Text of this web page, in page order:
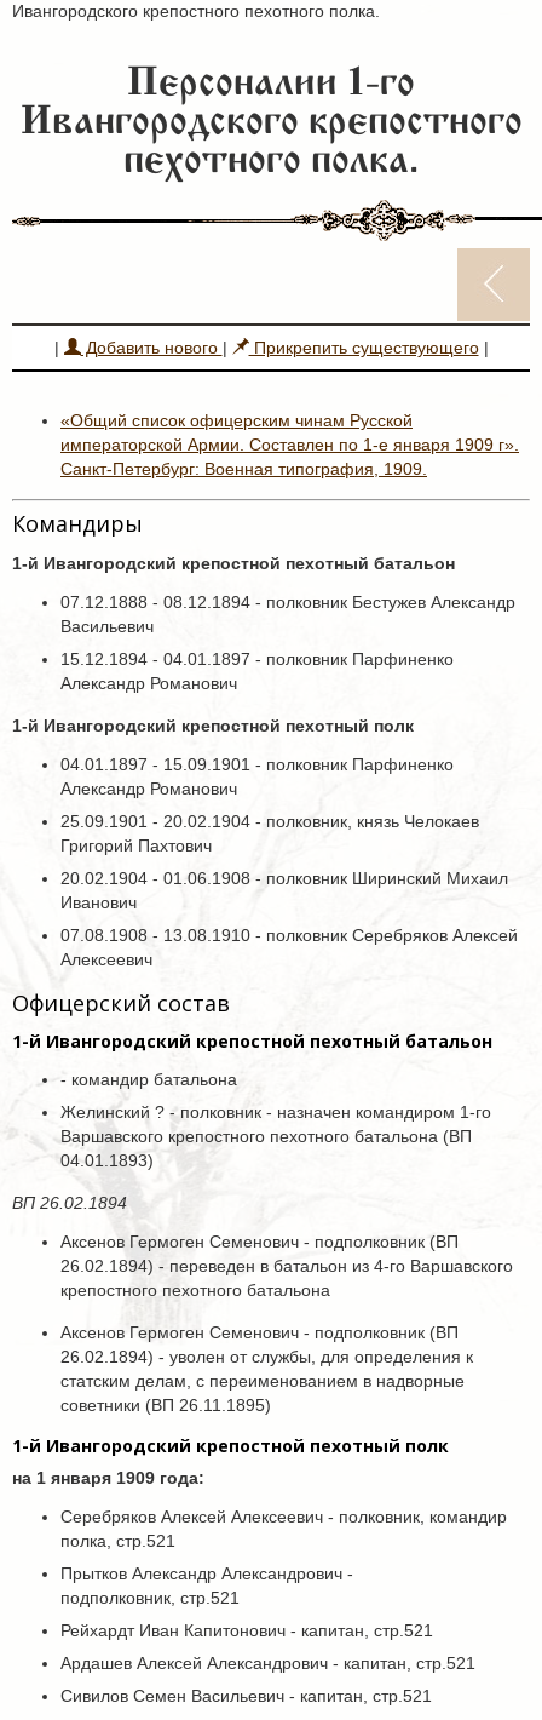
Ивангородского крепостного пехотного полка.
Персоналии 1-го
Ивангородского крепостного
пехотного полка.
| Добавить нового | Прикрепить существующего|
«Общий список офицерским чинам Русской
императорской Армии. Составлен по 1-е января 1909 г».
Санкт-Петербург: Военная типография, 1909.
Командиры
1-й Ивангородский крепостной пехотный батальон
07.12.1888 - 08.12.1894 - полковник Бестужев Александр
Васильевич
15.12.1894 - 04.01.1897 - полковник Парфиненко
Александр Романович
1-й Ивангородский крепостной пехотный полк
04.01.1897 - 15.09.1901 - полковник Парфиненко
Александр Романович
25.09.1901 - 20.02.1904 - полковник, князь Челокаев
Григорий Пахтович
20.02.1904 - 01.06.1908 - полковник Ширинский Михаил
Иванович
07.08.1908 - 13.08.1910 - полковник Серебряков Алексей
Алексеевич
Офицерский состав
1-й Ивангородский крепостной пехотный батальон
- командир батальона
Желинский ? - полковник - назначен командиром 1-го
Варшавского крепостного пехотного батальона (ВП
04.01.1893)
ВП 26.02.1894
Аксенов Гермоген Семенович - подполковник (ВП
26.02.1894) - переведен в батальон из 4-го Варшавского
крепостного пехотного батальона
Аксенов Гермоген Семенович - подполковник (ВП
26.02.1894) - уволен от службы, для определения к
статским делам, с переименованием в надворные
советники (ВП 26.11.1895)
1-й Ивангородский крепостной пехотный полк
на 1 января 1909 года:
Серебряков Алексей Алексеевич - полковник, командир
полка, стр.521
Прытков Александр Александрович -
подполковник, стр.521
Рейхардт Иван Капитонович - капитан, стр.521
Ардашев Алексей Александрович - капитан, стр.521
Сивилов Семен Васильевич - капитан, стр.521